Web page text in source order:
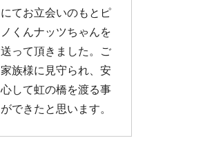
にてお立会いのもとピ
ノくんナッツちゃんを
送って頂きました。ご
家族様に見守られ、安
心して虹の橋を渡る事
ができたと思います。